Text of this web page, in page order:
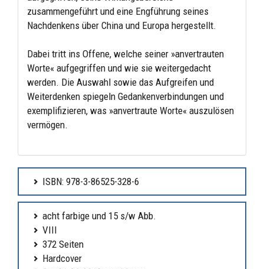
zusammengeführt und eine Engführung seines
Nachdenkens über China und Europa hergestellt.
Dabei tritt ins Offene, welche seiner »anvertrauten
Worte« aufgegriffen und wie sie weitergedacht
werden. Die Auswahl sowie das Aufgreifen und
Weiterdenken spiegeln Gedankenverbindungen und
exemplifizieren, was »anvertraute Worte« auszulösen
vermögen.
ISBN: 978-3-86525-328-6
acht farbige und 15 s/w Abb.
VIII
372 Seiten
Hardcover